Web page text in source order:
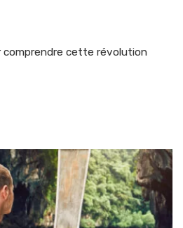
comprendre cette révolution